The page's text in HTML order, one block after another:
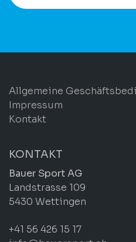
Allgemeine
Impressum
Kontakt
KONTAKT
Bauer Sport AG
Landstrasse 109
5430 Wettingen
+41 56 426 15 17